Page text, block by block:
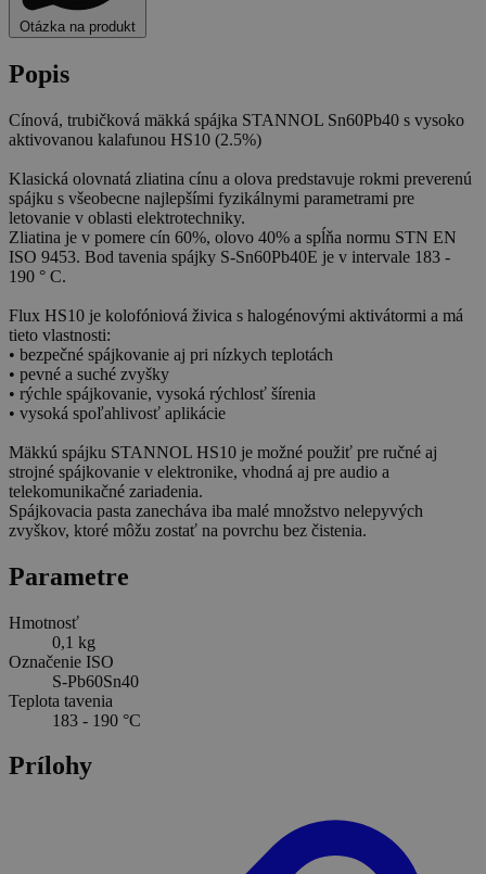
Otázka na produkt
Popis
Cínová, trubičková mäkká spájka STANNOL Sn60Pb40 s vysoko
aktivovanou kalafunou HS10 (2.5%)
Klasická olovnatá zliatina cínu a olova predstavuje rokmi preverenú
spájku s všeobecne najlepšími fyzikálnymi parametrami pre
letovanie v oblasti elektrotechniky.
Zliatina je v pomere cín 60%, olovo 40% a spĺňa normu STN EN
ISO 9453. Bod tavenia spájky S-Sn60Pb40E je v intervale 183 -
190 ° C.
Flux HS10 je kolofóniová živica s halogénovými aktivátormi a má
tieto vlastnosti:
• bezpečné spájkovanie aj pri nízkych teplotách
• pevné a suché zvyšky
• rýchle spájkovanie, vysoká rýchlosť šírenia
• vysoká spoľahlivosť aplikácie
Mäkkú spájku STANNOL HS10 je možné použiť pre ručné aj
strojné spájkovanie v elektronike, vhodná aj pre audio a
telekomunikačné zariadenia.
Spájkovacia pasta zanecháva iba malé množstvo nelepyvých
zvyškov, ktoré môžu zostať na povrchu bez čistenia.
Parametre
Hmotnosť
0,1 kg
Označenie ISO
S-Pb60Sn40
Teplota tavenia
183 - 190 °C
Prílohy